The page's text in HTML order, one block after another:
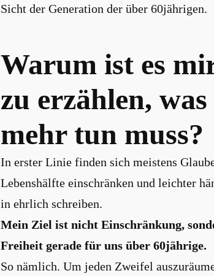
Sicht der Generation der über 60jährigen.
Warum ist es
zu erzählen,
mehr tun muss?
In erster Linie finden sich meistens
Lebenshälfte einschränken und leichter
in ehrlich schreiben.
Mein Ziel ist nicht Einschränkung,
Freiheit gerade für uns über 60jährige.
So nämlich. Um jeden Zweifel